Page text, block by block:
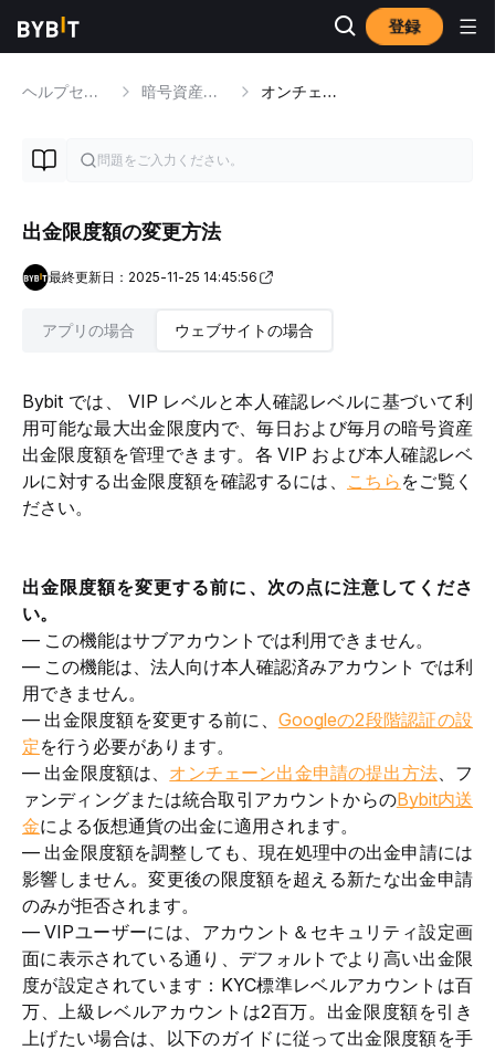
登録
ヘルプセンター 暗号資産の入金/出金 オンチェーン暗号資産出金
出金限度額の変更方法
最終更新日：2025-11-25 14:45:56
アプリの場合 ウェブサイトの場合
Bybit では、 VIP レベルと本人確認レベルに基づいて利
用可能な最大出金限度内で、毎日および毎月の暗号資産
出金限度額を管理できます。各 VIP および本人確認レベ
ルに対する出金限度額を確認するには、 こちら をご覧く
ださい。
出金限度額を変更する前に、次の点に注意してくださ
い。
— この機能はサブアカウントでは利用できません。
— この機能は、 法人向け本人確認済みアカウント では利
用できません。
— 出金限度額を変更する前に、 Googleの2段階認証の設
定を行う必要があります。
— 出金限度額は、 オンチェーン出金申請の提出方法、フ
ァンディングまたは統合取引アカウントからのBybit内送
金による仮想通貨の出金に適用されます。
— 出金限度額を調整しても、現在処理中の出金申請には
影響しません。変更後の限度額を超える新たな出金申請
のみが拒否されます。
— VIPユーザーには、アカウント＆セキュリティ設定画
面に表示されている通り、デフォルトでより高い出金限
度が設定されています：KYC標準レベルアカウントは百
万、上級レベルアカウントは2百万。出金限度額を引き
上げたい場合は、以下のガイドに従って出金限度額を手